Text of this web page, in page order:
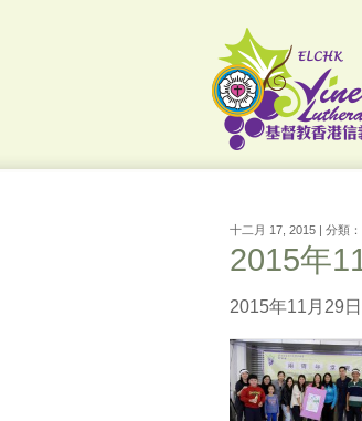
十二月 17, 2015 | 分類：
2015年
2015年11月29